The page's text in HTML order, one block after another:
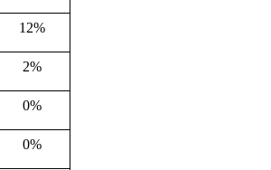
12%
2%
0%
0%